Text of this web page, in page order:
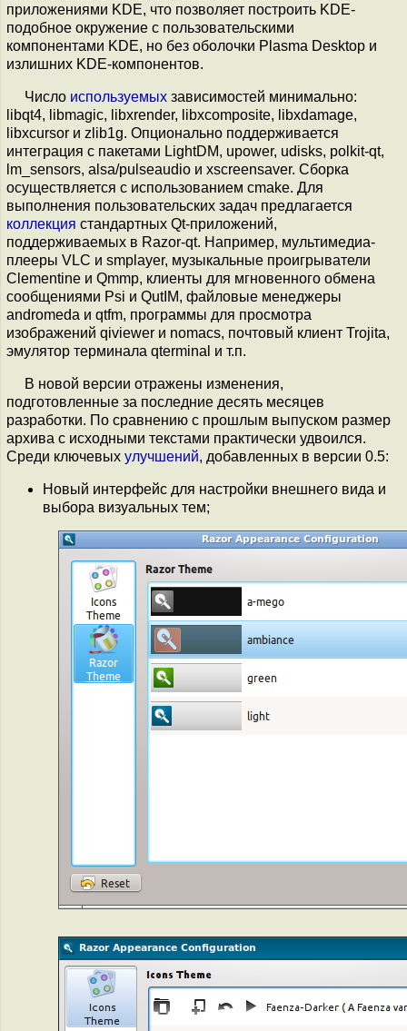
приложениями KDE, что позволяет построить KDE-
подобное окружение с пользовательскими
компонентами KDE, но без оболочки Plasma Desktop и
излишних KDE-компонентов.
Число используемых зависимостей минимально:
libqt4, libmagic, libxrender, libxcomposite, libxdamage,
libxcursor и zlib1g. Опционально поддерживается
интеграция с пакетами LightDM, upower, udisks, polkit-qt,
lm_sensors, alsa/pulseaudio и xscreensaver. Сборка
осуществляется с использованием cmake. Для
выполнения пользовательских задач предлагается
коллекция стандартных Qt-приложений,
поддерживаемых в Razor-qt. Например, мультимедиа-
плееры VLC и smplayer, музыкальные проигрыватели
Clementine и Qmmp, клиенты для мгновенного обмена
сообщениями Psi и QutIM, файловые менеджеры
andromeda и qtfm, программы для просмотра
изображений qiviewer и nomacs, почтовый клиент Trojita,
эмулятор терминала qterminal и т.п.
В новой версии отражены изменения,
подготовленные за последние десять месяцев
разработки. По сравнению с прошлым выпуском размер
архива с исходными текстами практически удвоился.
Среди ключевых улучшений, добавленных в версии 0.5:
Новый интерфейс для настройки внешнего вида и
выбора визуальных тем;